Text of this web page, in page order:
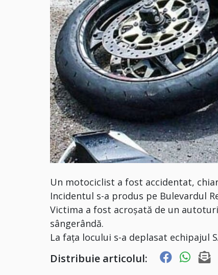
Un motociclist a fost accidentat,
Incidentul s-a produs pe Bulevardul
Victima a fost acroșată de un
sângerândă.
La fața locului s-a deplasat echipajul
Distribuie articolul: